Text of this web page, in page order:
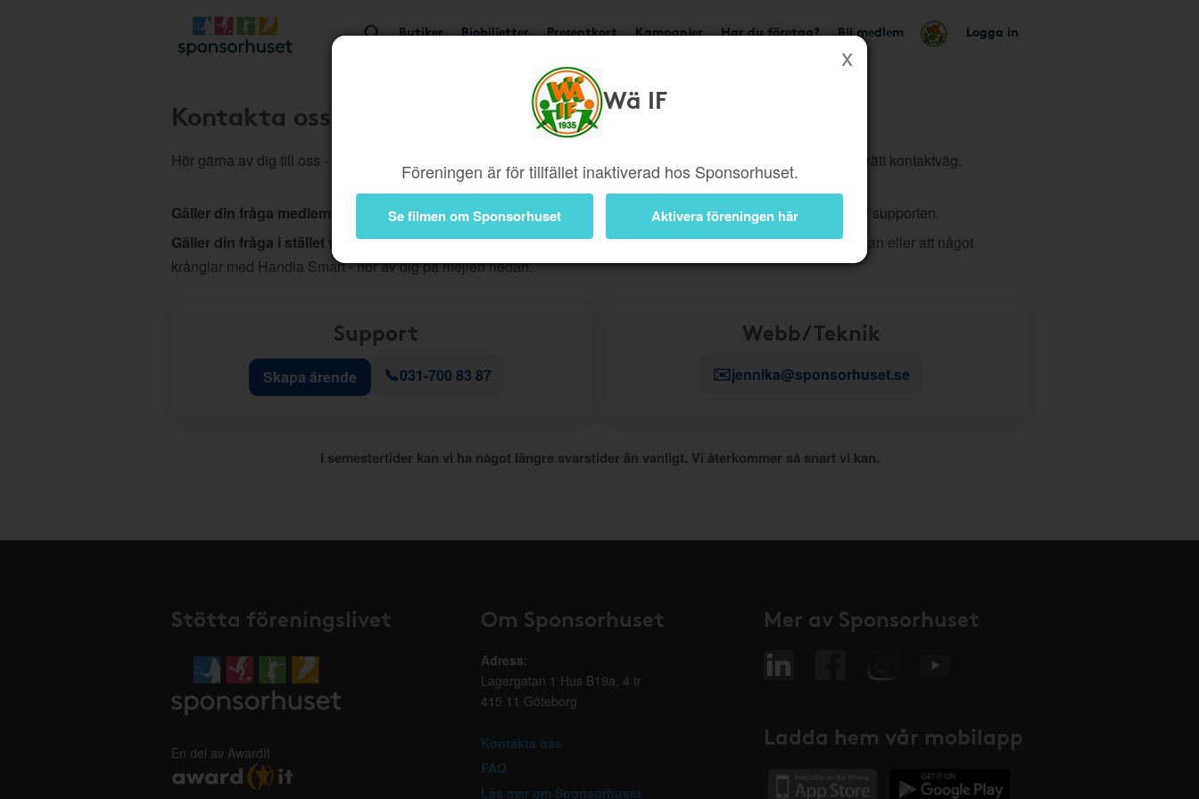
Butiker Biobiljetter Presentkort Kampanjer Har du företag? Bli medlem Logga in
Wä IF
Föreningen är för tillfället inaktiverad hos Sponsorhuset.
Se filmen om Sponsorhuset Aktivera föreningen här
Kontakta oss
Hör gärna av dig till oss - vi hjälper dig snabbt vidare. För att du ska få rätt hjälp direkt är det viktigt att du väljer rätt kontaktväg.
Gäller din fråga medlemskap, köp, beställningar eller andra kundserviceärenden?Skapa då ett ärende till supporten.
Gäller din fråga i stället webb eller teknik- till exempel problem i appen, en länk som inte fungerar på hemsidan eller att något
krånglar med Handla Smart - hör av dig på mejlen nedan.
Support
Skapa ärende 📞031-700 83 87
Webb/Teknik
✉️jennika@sponsorhuset.se
I semestertider kan vi ha något längre svarstider än vanligt. Vi återkommer så snart vi kan.
Stötta föreningslivet
En del av AwardIt
Om Sponsorhuset
Adress:
Lagergatan 1 Hus B19a, 4 tr
415 11 Göteborg
Kontakta oss
FAQ
Läs mer om Sponsorhuset
Mer av Sponsorhuset
Ladda hem vår mobilapp